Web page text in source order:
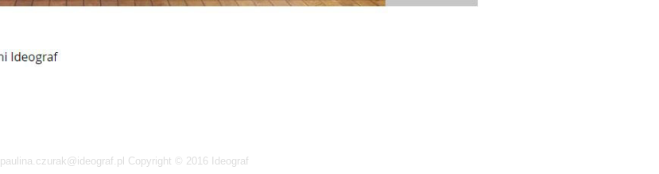
paulina.czurak@ideograf.pl Copyright © 2016 Ideograf